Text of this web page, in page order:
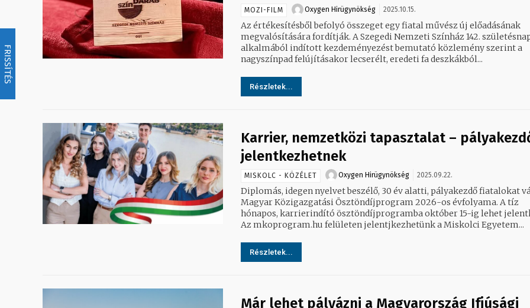
FRISSÍTÉS
MOZI-FILM Oxygen Hirügynökség 2025.10.15.
Az értékesítésből befolyó összeget egy fiatal művész új előadásának
megvalósítására fordítják. A Szegedi Nemzeti Színház 142. születésnapja
alkalmából indított kezdeményezést bemutató közlemény szerint a
nagyszínpad felújításakor lecserélt, eredeti fa deszkákból...
Részletek...
Karrier, nemzetközi tapasztalat –
jelentkezhetnek
MISKOLC - KÖZÉLET Oxygen Hirügynökség 2025.09.22.
Diplomás, idegen nyelvet beszélő, 30 év alatti, pályakezdő fiatalokat
Magyar Közigazgatási Ösztöndíjprogram 2026-os évfolyama. A tíz
hónapos, karrierindító ösztöndíjprogramba október 15-ig lehet
Az mkoprogram.hu felületen jelentjkezhetünk a Miskolci Egyetem...
Részletek...
Már lehet pályázni a Magyarország Ifjúsági